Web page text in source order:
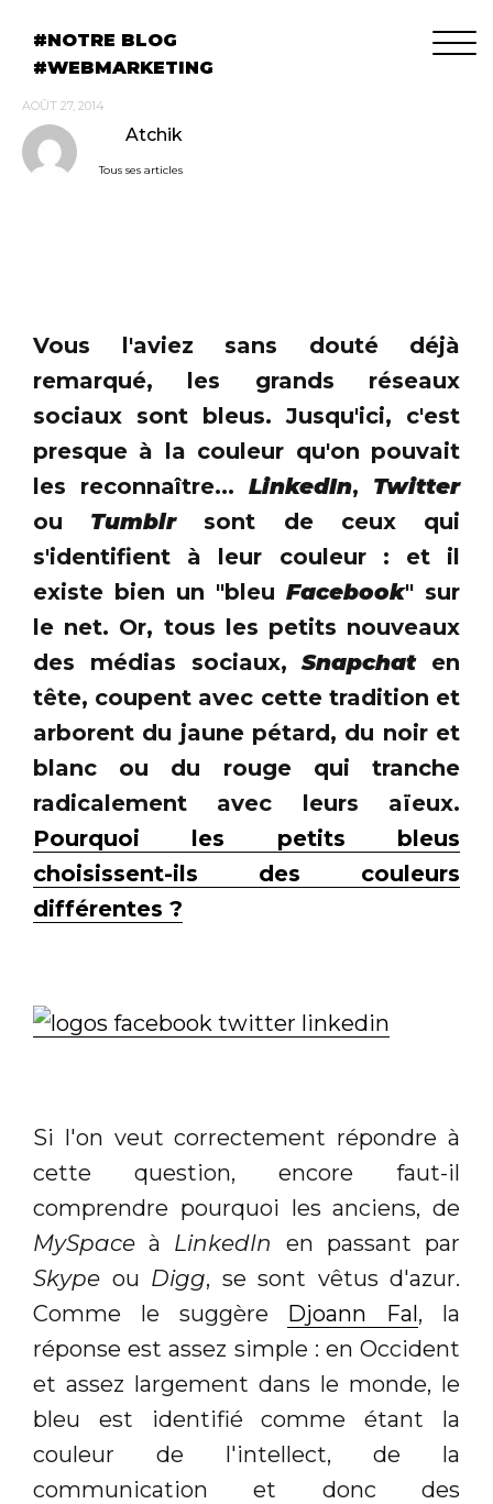
NOTRE BLOG
WEBMARKETING
AOÛT 27, 2014
Atchik
Tous ses articles
Vous l'aviez sans douté déjà
remarqué, les grands réseaux
sociaux sont bleus. Jusqu'ici, c'est
presque à la couleur qu'on pouvait
les reconnaître... LinkedIn, Twitter
ou Tumblr sont de ceux qui
s'identifient à leur couleur : et il
existe bien un "bleu Facebook" sur
le net. Or, tous les petits nouveaux
des médias sociaux,Snapchat en
tête, coupent avec cette tradition et
arborent du jaune pétard, du noir et
blanc ou du rouge qui tranche
radicalement avec leurs aïeux.
Pourquoi les petits bleus
choisissent-ils des couleurs
différentes ?
Si l'on veut correctement répondre à
cette question, encore faut-il
comprendre pourquoi les anciens, de
MySpaceà LinkedIn en passant par
Skype ou Digg, se sont vêtus d'azur.
Comme le suggère Djoann Fal, la
réponse est assez simple : en Occident
et assez largement dans le monde, le
bleu est identifié comme étant la
couleur de l'intellect, de la
communication et donc des